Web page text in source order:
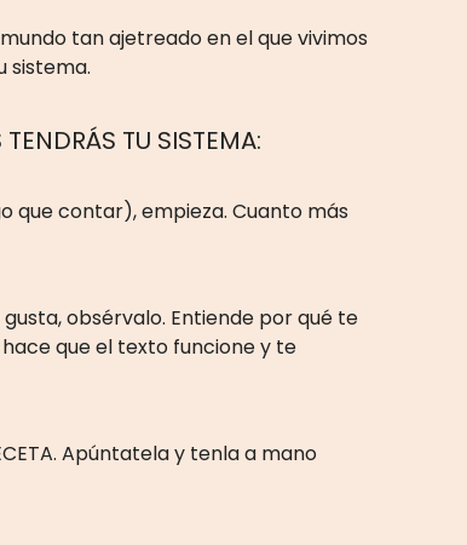
tan ajetreado en el que vivimos
sistema.
TU SISTEMA:
que contar), empieza. Cuanto más
obsérvalo. Entiende por qué te
que el texto funcione y te
Apúntatela y tenla a mano